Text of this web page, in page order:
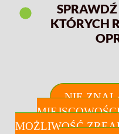
KTÓRYCH
NIE
MOŻLIWOŚĆ